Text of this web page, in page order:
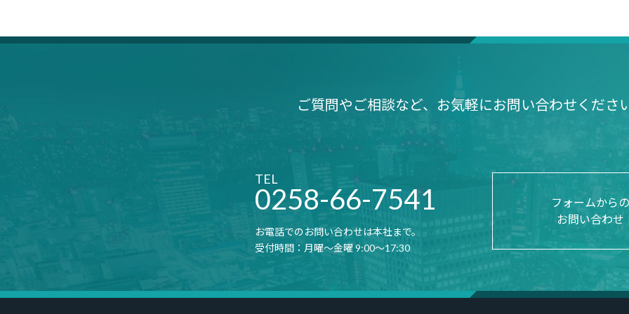
ご質問やご相談など、 お気軽にお問い合わせくださ
TEL
0258-66-7541
お電話でのお問い合わせは本社まで。
受付時間：月曜～金曜 9:00～17:30
フォームからの
お問い合わせ